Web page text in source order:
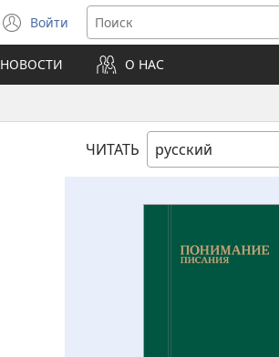
Войти
(открывается
в
новом
окне)
НОВОСТИ О НАС
ЧИТАТЬ